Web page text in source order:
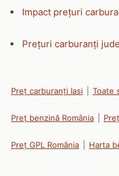
Impact prețuri
Prețuri carburanți
Preț carburanți Iasi Toate
Preț benzină România
Preț GPL România Harta